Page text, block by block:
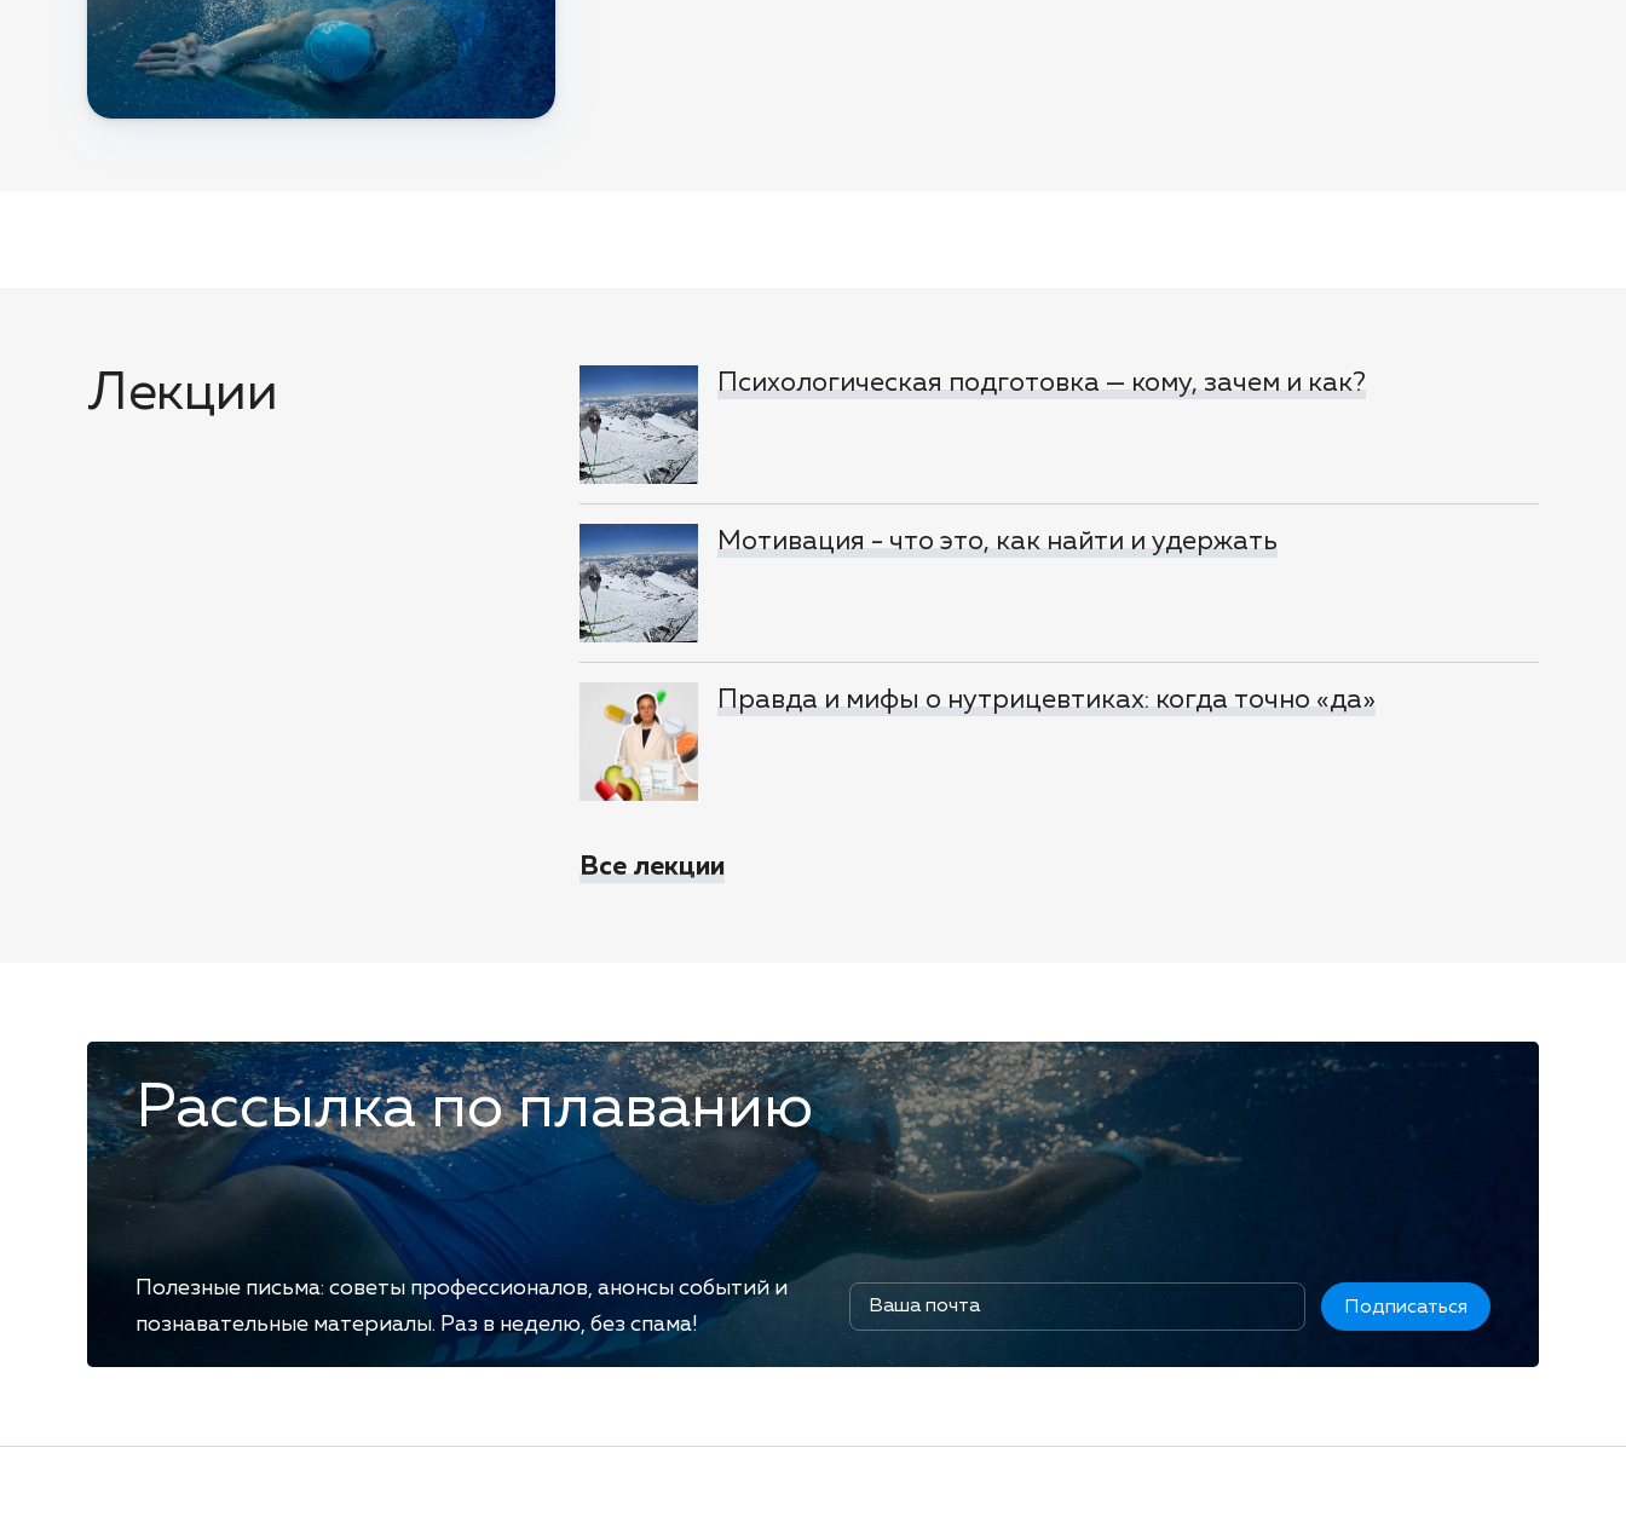
Лекции Психологическая подготовка — кому, зачем и как?
Мотивация - что это, как найти и удержать
Правда и мифы о нутрицевтиках: когда точно «да»
Все лекции
Рассылка по плаванию
Полезные письма: советы профессионалов, анонсы событий и
познавательные материалы. Раз в неделю, без спама!
Подписаться